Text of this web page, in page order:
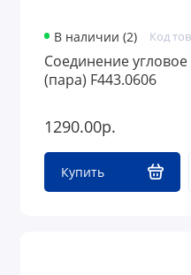
В наличии (2) Код
Соединение угловое
(пара) F443.0606
1290.00р.
Купить